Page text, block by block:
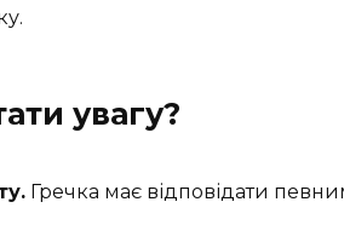
увагу?
Гречка має відповідати